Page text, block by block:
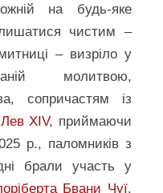
на будь-яке
чистим –
– визріло у
молитвою,
сопричастям із
XIV, приймаючи
р., паломників з
брали участь у
Бвани Чуї,